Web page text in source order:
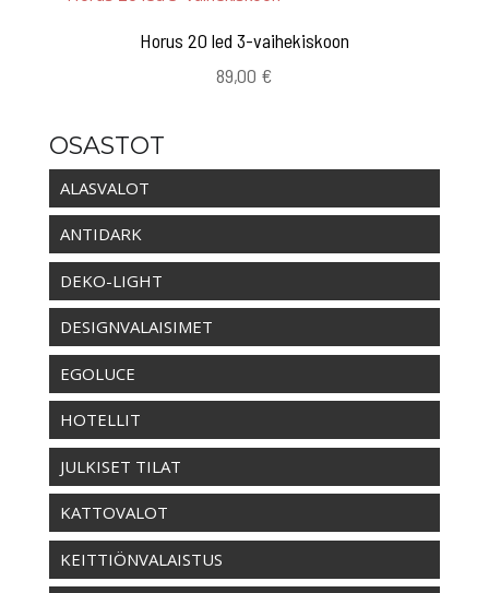
Horus 20 led 3-vaihekiskoon
89,00 €
OSASTOT
ALASVALOT
ANTIDARK
DEKO-LIGHT
DESIGNVALAISIMET
EGOLUCE
HOTELLIT
JULKISET TILAT
KATTOVALOT
KEITTIÖNVALAISTUS